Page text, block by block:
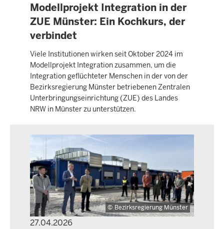
PRESSEMITTEILUNG
Modellprojekt Integration in der
ZUE Münster: Ein Kochkurs, der
verbindet
Viele Institutionen wirken seit Oktober 2024 im
Modellprojekt Integration zusammen, um die
Integration geflüchteter Menschen in der von der
Bezirksregierung Münster betriebenen Zentralen
Unterbringungseinrichtung (ZUE) des Landes
NRW in Münster zu unterstützen.
Bezirksregierung Münster
27.04.2026